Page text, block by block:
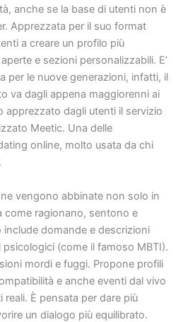
anche se la base di utenti non è
Apprezzata per il suo format
a creare un profilo più
e sezioni personalizzabili. E’
per le nuove generazioni, infatti, il
va dagli appena maggiorenni ai
apprezzato dagli utenti il servizio
Meetic. Una delle
online, molto usata da chi
vengono abbinate non solo in
come ragionano, sentono e
domande e descrizioni
(come il famoso MBTI).
mordi e fuggi. Propone profili
e anche eventi dal vivo
È pensata per dare più
un dialogo più equilibrato.